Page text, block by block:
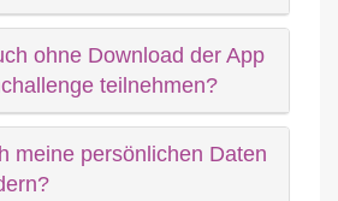
ohne Download der App
teilnehmen?
meine persönlichen Daten